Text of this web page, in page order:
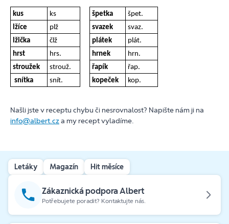
kus ks špetka
špet.
lžíce
plž svazek
svaz.
lžička
člž plátek
plát.
hrst
hrs. hrnek
hrn.
stroužek
strouž. řapík
řap.
snítka
snít. kopeček kop.
Našli jste v receptu chybu či nesrovnalost? Napište nám ji na
info@albert.cza my recept vyladíme.
Letáky Magazín Hit měsíce
Zákaznická podpora Albert
Potřebujete poradit? Kontaktujte nás.